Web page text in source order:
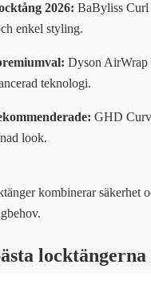
2026: BaByliss Curl
enkel styling.
Dyson AirWrap
teknologi.
GHD
look.
kombinerar säkerhet
locktängerna